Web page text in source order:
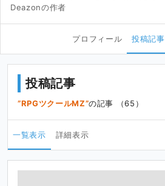
Deazonの作者
プロフィール 投稿記事
投稿記事
RPGツクールMZ の記事 （65）
一覧表示 詳細表示